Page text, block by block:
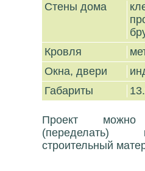
Стены дома
Кровля
Окна, двери
Габариты
Проект можно
строительный